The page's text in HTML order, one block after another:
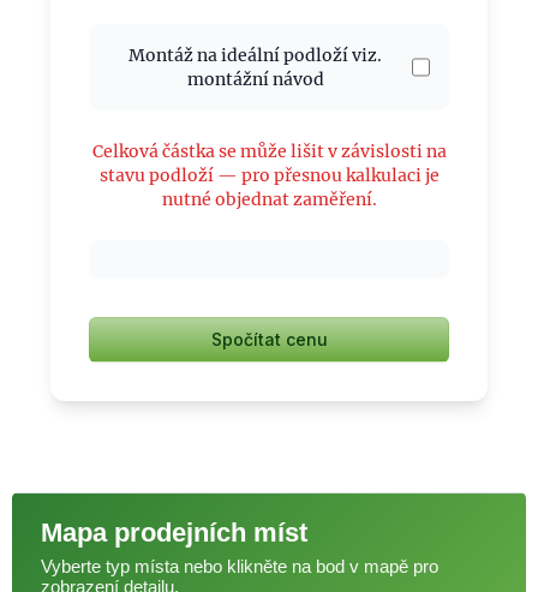
Montáž na ideální podloží viz.
montážní návod
Celková částka se může lišit v závislosti na
stavu podloží — pro přesnou kalkulaci je
nutné objednat zaměření.
Spočítat cenu